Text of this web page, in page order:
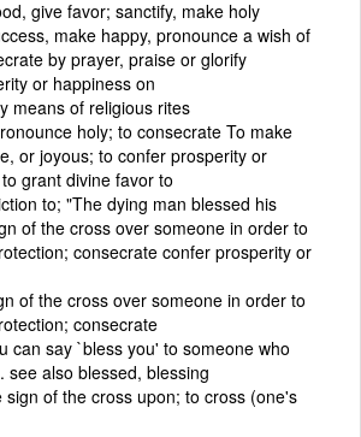
give favor; sanctify, make holy
make happy, pronounce a wish of
by prayer, praise or glorify
or happiness on
means of religious rites
holy; to consecrate To make
or joyous; to confer prosperity or
grant divine favor to
to; "The dying man blessed his
of the cross over someone in order to
consecrate confer prosperity or
of the cross over someone in order to
consecrate
can say `bless you' to someone who
see also blessed, blessing
sign of the cross upon; to cross (one's